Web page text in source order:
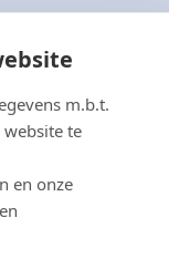
m.b.t.
website te
en onze